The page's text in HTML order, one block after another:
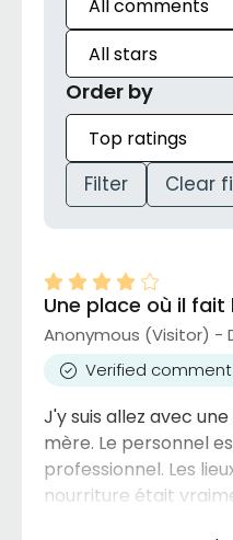
Order by
Filter Clear
Une place où il fait
Anonymous (Visitor) -
Verified comment
J'y suis allez avec
mère. Le personnel
professionnel. Les
nourriture était